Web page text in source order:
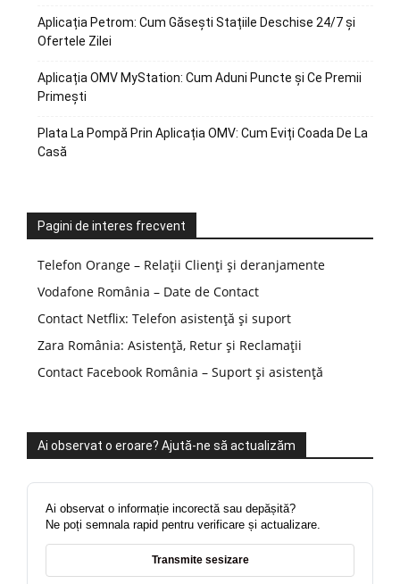
Aplicația Petrom: Cum Găsești Stațiile Deschise 24/7 și
Ofertele Zilei
Aplicația OMV MyStation: Cum Aduni Puncte și Ce Premii
Primești
Plata La Pompă Prin Aplicația OMV: Cum Eviți Coada De La
Casă
Pagini de interes frecvent
Telefon Orange – Relații Clienți și deranjamente
Vodafone România – Date de Contact
Contact Netflix: Telefon asistență și suport
Zara România: Asistență, Retur și Reclamații
Contact Facebook România – Suport și asistență
Ai observat o eroare? Ajută-ne să actualizăm
Ai observat o informație incorectă sau depășită?
Ne poți semnala rapid pentru verificare și actualizare.
Transmite sesizare